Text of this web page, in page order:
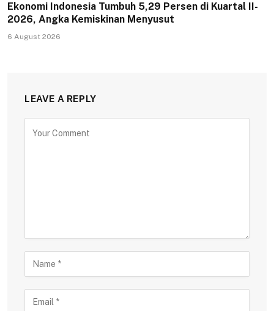
Ekonomi Indonesia Tumbuh 5,29 Persen di Kuartal II-
2026, Angka Kemiskinan Menyusut
6 August 2026
LEAVE A REPLY